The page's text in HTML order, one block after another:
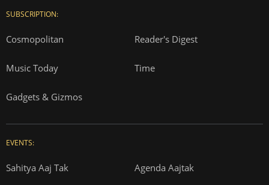
SUBSCRIPTION:
Cosmopolitan Reader's Digest
Music Today Time
Gadgets & Gizmos
EVENTS:
Sahitya Aaj Tak Agenda Aajtak